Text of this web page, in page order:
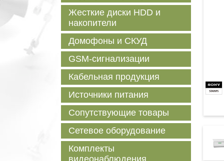
Жесткие диски HDD и
накопители
Домофоны и СКУД
GSM-сигнализации
Кабельная продукция
Источники питания
Сопутствующие товары
Сетевое оборудование
Комплекты
видеонаблюдения